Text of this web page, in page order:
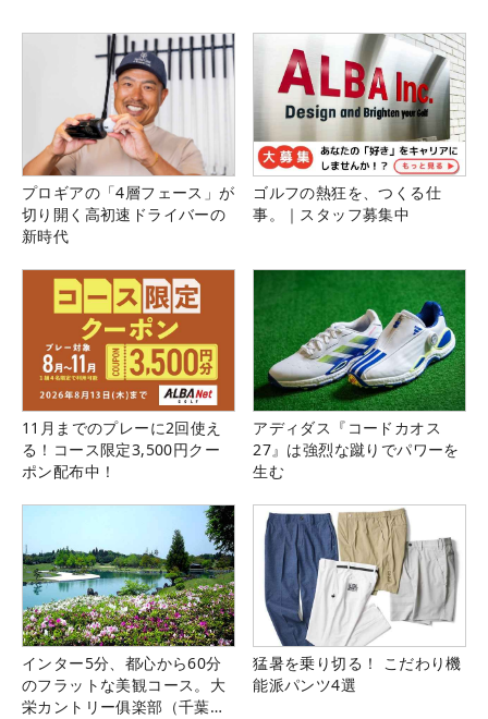
プロギアの「4層フェース」が
切り開く高初速ドライバーの
新時代
ゴルフの熱狂を、つくる仕
事。｜スタッフ募集中
11月までのプレーに2回使え
る！コース限定3,500円クー
ポン配布中！
アディダス『コードカオス
27』は強烈な蹴りでパワーを
生む
インター5分、都心から60分
のフラットな美観コース。大
栄カントリー俱楽部（千葉
猛暑を乗り切る！ こだわり機
能派パンツ4選